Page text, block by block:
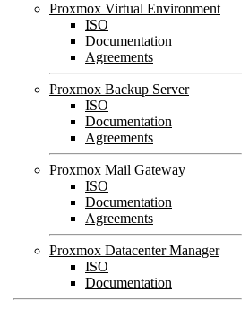
Proxmox Virtual Environment
ISO
Documentation
Agreements
Proxmox Backup Server
ISO
Documentation
Agreements
Proxmox Mail Gateway
ISO
Documentation
Agreements
Proxmox Datacenter Manager
ISO
Documentation